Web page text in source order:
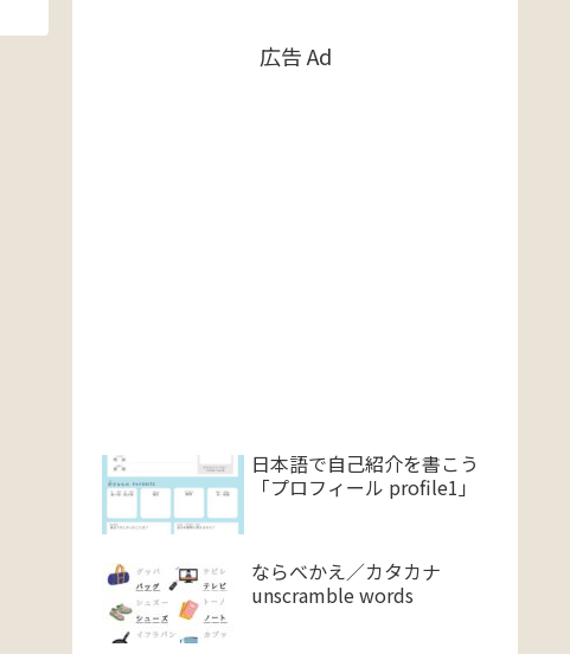
広告 Ad
日本語で自己紹介を書こう
「プロフィール profile1」
ならべかえ／カタカナ
unscramble words